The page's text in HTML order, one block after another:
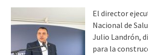
El director
Nacional de
Julio Landrón,
para la